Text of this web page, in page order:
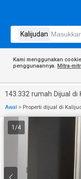
Kami menggunakan
penggunaannya. Mitra-
143.332 rumah Dijual di
Awal > Properti dijual di
1 /4